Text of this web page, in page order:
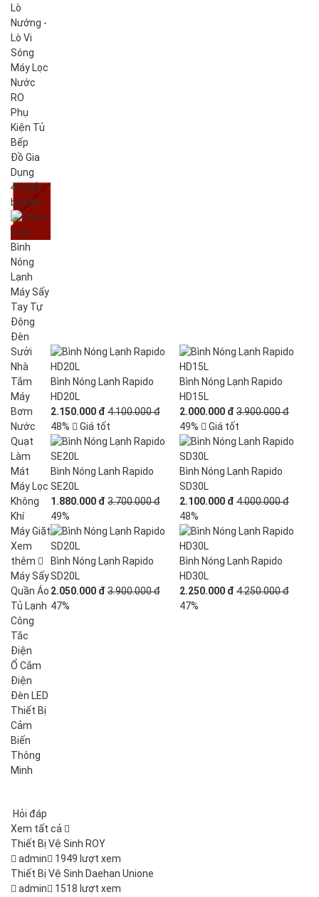
Lò
Nướng -
Lò Vi
Sóng
Máy Lọc
Nước
RO
Phụ
Kiện Tủ
Bếp
Đồ Gia
Dụng
4Thiết
bị điện
Bình
Nóng
Lạnh
Máy Sấy
Tay Tự
Động
Đèn
Sưởi
Nhà
Tắm
Máy
Bơm
Nước
Quạt
Làm
Mát
Máy Lọc
Không
Khí
Máy Giặt
Xem
thêm
Máy Sấy
Quần Áo
Tủ Lạnh
Công
Tắc
Điện
Ổ Cắm
Điện
Đèn LED
Thiết Bị
Cảm
Biến
Thông
Minh
Bình Nóng Lạnh Rapido
HD20L
2.150.000 đ 4.100.000 đ
48%
Giá tốt
Bình Nóng Lạnh Rapido
HD15L
2.000.000 đ 3.900.000 đ
49%
Giá tốt
Bình Nóng Lạnh Rapido
SE20L
1.880.000 đ 3.700.000 đ
49%
Bình Nóng Lạnh Rapido
SD30L
2.100.000 đ 4.000.000 đ
48%
Bình Nóng Lạnh Rapido
SD20L
2.050.000 đ 3.900.000 đ
47%
Bình Nóng Lạnh Rapido
HD30L
2.250.000 đ 4.250.000 đ
47%
Hỏi đáp
Xem tất cả
Thiết Bị Vệ Sinh ROY
admin
1949 lượt xem
Thiết Bị Vệ Sinh Daehan Unione
admin
1518 lượt xem